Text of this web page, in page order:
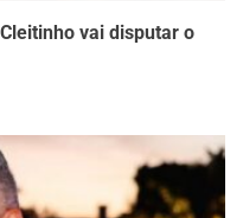
vai disputar o